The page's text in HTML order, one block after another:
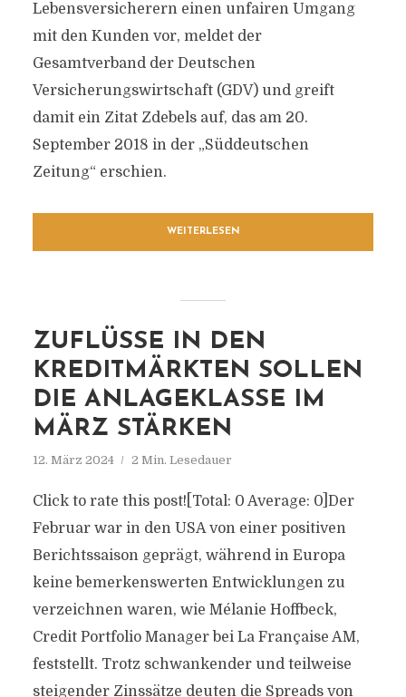
Lebensversicherern einen unfairen Umgang
mit den Kunden vor, meldet der
Gesamtverband der Deutschen
Versicherungswirtschaft (GDV) und greift
damit ein Zitat Zdebels auf, das am 20.
September 2018 in der „Süddeutschen
Zeitung“ erschien.
WEITERLESEN
ZUFLÜSSE IN DEN
KREDITMÄRKTEN SOLLEN
DIE ANLAGEKLASSE IM
MÄRZ STÄRKEN
12. März 2024 2 Min. Lesedauer
Click to rate this post![Total: 0 Average: 0]Der
Februar war in den USA von einer positiven
Berichtssaison geprägt, während in Europa
keine bemerkenswerten Entwicklungen zu
verzeichnen waren, wie Mélanie Hoffbeck,
Credit Portfolio Manager bei La Française AM,
feststellt. Trotz schwankender und teilweise
steigender Zinssätze deuten die Spreads von